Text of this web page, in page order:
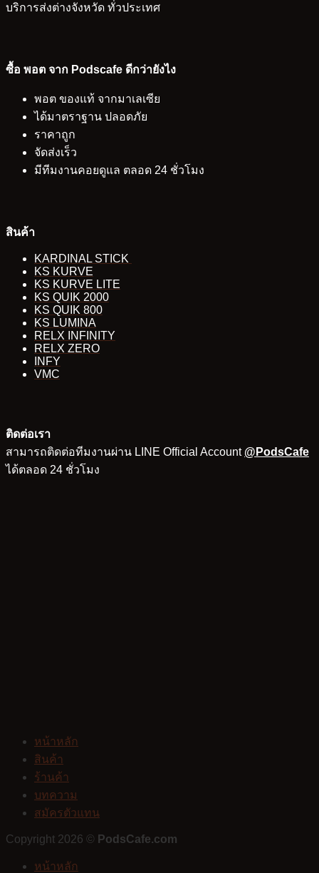
บริการส่งต่างจังหวัด ทั่วประเทศ
ซื้อ พอต จาก Podscafe ดีกว่ายังไง
พอต ของแท้ จากมาเลเซีย
ได้มาตราฐาน ปลอดภัย
ราคาถูก
จัดส่งเร็ว
มีทีมงานคอยดูแล ตลอด 24 ชั่วโมง
สินค้า
KARDINAL STICK
KS KURVE
KS KURVE LITE
KS QUIK 2000
KS QUIK 800
KS LUMINA
RELX INFINITY
RELX ZERO
INFY
VMC
ติดต่อเรา
สามารถติดต่อทีมงานผ่าน LINE Official Account @PodsCafe
ได้ตลอด 24 ชั่วโมง
หน้าหลัก
สินค้า
ร้านค้า
บทความ
สมัครตัวแทน
Copyright 2026 © PodsCafe.com
หน้าหลัก